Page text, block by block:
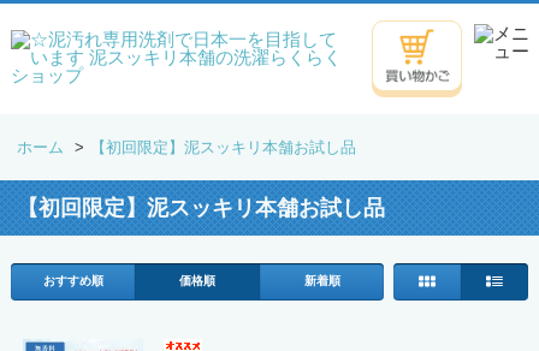
ホーム > 【初回限定】泥スッキリ本舗お試し品
【初回限定】泥スッキリ本舗お試し品
おすすめ順 価格順 新着順